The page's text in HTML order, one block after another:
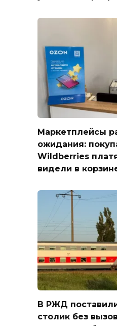
Маркетплейсы
ожидания:
Wildberries
видели в
В РЖД
столик без